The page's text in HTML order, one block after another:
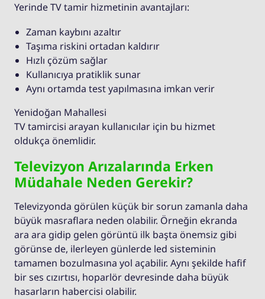
Yerinde TV tamir hizmetinin avantajları:
Zaman kaybını azaltır
Taşıma riskini ortadan kaldırır
Hızlı çözüm sağlar
Kullanıcıya pratiklik sunar
Aynı ortamda test yapılmasına imkan verir
Yenidoğan Mahallesi
TV tamircisi arayan kullanıcılar için bu hizmet
oldukça önemlidir.
Televizyon Arızalarında Erken
Müdahale Neden Gerekir?
Televizyonda görülen küçük bir sorun zamanla daha
büyük masraflara neden olabilir. Örneğin ekranda
ara ara gidip gelen görüntü ilk başta önemsiz gibi
görünse de, ilerleyen günlerde led sisteminin
tamamen bozulmasına yol açabilir. Aynı şekilde hafif
bir ses cızırtısı, hoparlör devresinde daha büyük
hasarların habercisi olabilir.